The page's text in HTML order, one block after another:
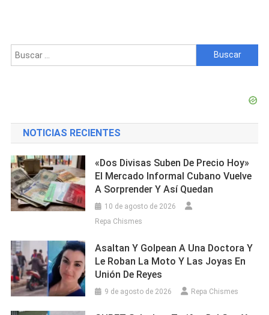
Buscar:
NOTICIAS RECIENTES
«Dos Divisas Suben De Precio Hoy»
El Mercado Informal Cubano Vuelve
A Sorprender Y Así Quedan
10 de agosto de 2026
Repa Chismes
Asaltan Y Golpean A Una Doctora Y
Le Roban La Moto Y Las Joyas En
Unión De Reyes
9 de agosto de 2026 Repa Chismes